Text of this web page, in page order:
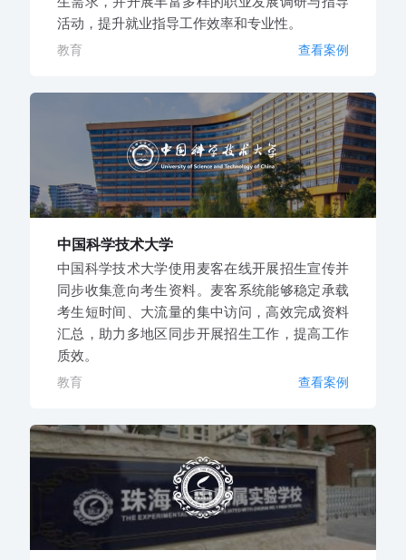
活动，提升就业指导工作效率和专业性。
教育 查看案例
中国科学技术大学
中国科学技术大学使用麦客在线开展招生宣传并
同步收集意向考生资料。麦客系统能够稳定承载
考生短时间、大流量的集中访问，高效完成资料
汇总，助力多地区同步开展招生工作，提高工作
质效。
教育 查看案例